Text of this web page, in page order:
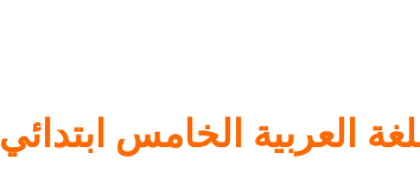
العربية الخامس ابتدائي